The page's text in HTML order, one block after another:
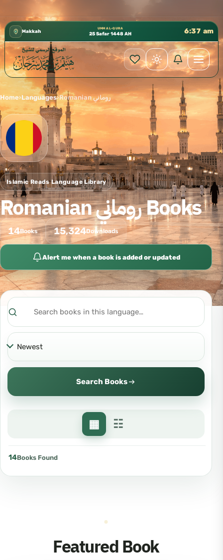
Makkah
UMM AL-QURA
25 Safar 1448 AH 6:37 am
Home›Languages› Romanian روماني
Islamic Reads Language Library
Romanian روماني Books
14Books 15,324Downloads
Alert me when a book is added or updated
Search
Sort
Search Books
▦ ☷
14Books Found
Featured Book